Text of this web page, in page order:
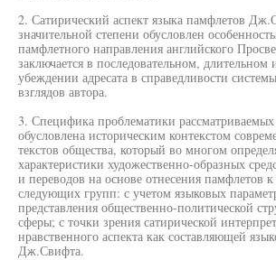
2. Сатирический аспект языка памфлетов
значительной степени обусловлен
памфлетного направления английского
заключается в последовательном,
убеждении адресата в справедливости
взглядов автора.
3. Специфика проблематики
обусловлена историческим контекстом
текстов общества, который во многом
характеристики художественно-образных
и переводов на основе отнесения памфлетов
следующих групп: с учетом языковых
представления общественно-политической
сферы; с точки зрения сатирической
нравственного аспекта как составляющей
Дж.Свифта.